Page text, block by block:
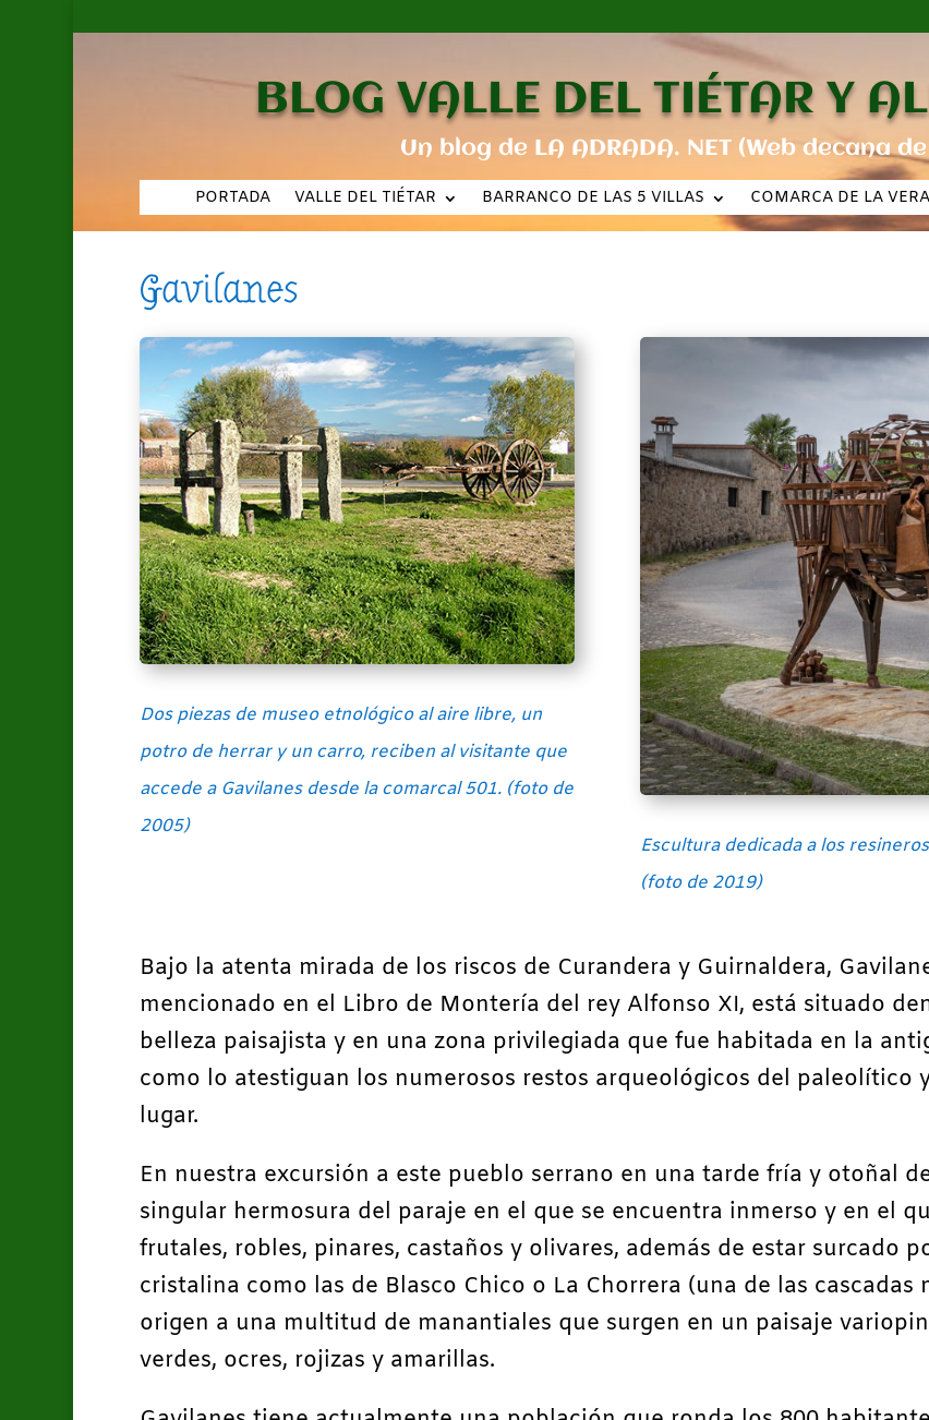
BLOG VALLE DEL TIÉTAR Y
Un blog de LA ADRADA. NET (Web decana
PORTADA VALLE DEL TIÉTAR BARRANCO DE LAS 5 VILLAS COMARCA DE LA VERA
Gavilanes
Dos piezas de museo etnológico al aire libre, un
potro de herrar y un carro, reciben al visitante que
accede a Gavilanes desde la comarcal 501. (foto de
2005)
Escultura dedicada a los
(foto de 2019)
Bajo la atenta mirada de los riscos de Curandera y Guirnaldera,
mencionado en el Libro de Montería del rey Alfonso XI, está situado
belleza paisajista y en una zona privilegiada que fue habitada en la
como lo atestiguan los numerosos restos arqueológicos del paleolítico
lugar.
En nuestra excursión a este pueblo serrano en una tarde fría y otoñal
singular hermosura del paraje en el que se encuentra inmerso y en el
frutales, robles, pinares, castaños y olivares, además de estar surcado
cristalina como las de Blasco Chico o La Chorrera (una de las cascadas
origen a una multitud de manantiales que surgen en un paisaje
verdes, ocres, rojizas y amarillas.